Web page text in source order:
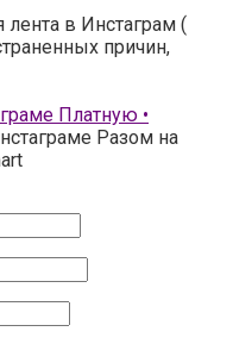
лента в Инстаграм (
причин,
Платную •
Разом на